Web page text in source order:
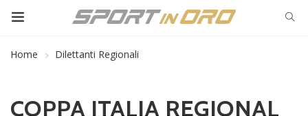
Home Dilettanti Regionali
COPPA ITALIA REGIONAL